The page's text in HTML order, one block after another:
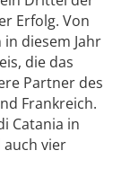
Erfolg. Von
diesem Jahr
die das
Partner des
Frankreich.
Catania in
auch vier